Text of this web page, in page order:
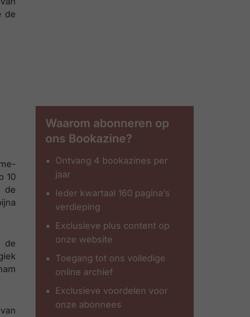
de
10
de
de
Waarom abonneren op
ons Bookazine?
Ontvang 4 bookazines per
jaar
Ieder kwartaal 160 pagina’s
verdieping
Exclusieve plus content op
onze website
Toegang tot ons volledige
online archief
Exclusieve voordelen voor
onze abonnees